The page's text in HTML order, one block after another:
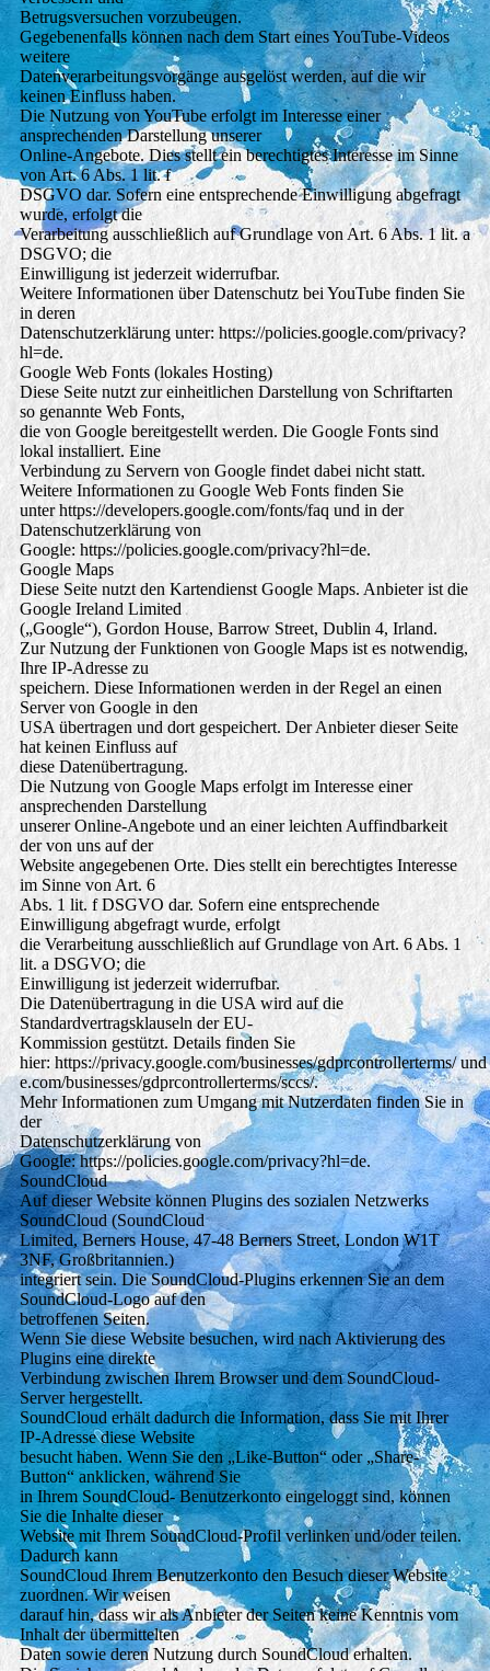
Betrugsversuchen vorzubeugen.
Gegebenenfalls können nach dem Start eines YouTube-Videos
weitere
Datenverarbeitungsvorgänge ausgelöst werden, auf die wir
keinen Einfluss haben.
Die Nutzung von YouTube erfolgt im Interesse einer
ansprechenden Darstellung unserer
Online-Angebote. Dies stellt ein berechtigtes Interesse im Sinne
von Art. 6 Abs. 1 lit. f
DSGVO dar. Sofern eine entsprechende Einwilligung abgefragt
wurde, erfolgt die
Verarbeitung ausschließlich auf Grundlage von Art. 6 Abs. 1 lit. a
DSGVO; die
Einwilligung ist jederzeit widerrufbar.
Weitere Informationen über Datenschutz bei YouTube finden Sie
in deren
Datenschutzerklärung unter: https://policies.google.com/privacy?
hl=de.
Google Web Fonts (lokales Hosting)
Diese Seite nutzt zur einheitlichen Darstellung von Schriftarten
so genannte Web Fonts,
die von Google bereitgestellt werden. Die Google Fonts sind
lokal installiert. Eine
Verbindung zu Servern von Google findet dabei nicht statt.
Weitere Informationen zu Google Web Fonts finden Sie
unter https://developers.google.com/fonts/faq und in der
Datenschutzerklärung von
Google: https://policies.google.com/privacy?hl=de.
Google Maps
Diese Seite nutzt den Kartendienst Google Maps. Anbieter ist die
Google Ireland Limited
(„Google“), Gordon House, Barrow Street, Dublin 4, Irland.
Zur Nutzung der Funktionen von Google Maps ist es notwendig,
Ihre IP-Adresse zu
speichern. Diese Informationen werden in der Regel an einen
Server von Google in den
USA übertragen und dort gespeichert. Der Anbieter dieser Seite
hat keinen Einfluss auf
diese Datenübertragung.
Die Nutzung von Google Maps erfolgt im Interesse einer
ansprechenden Darstellung
unserer Online-Angebote und an einer leichten Auffindbarkeit
der von uns auf der
Website angegebenen Orte. Dies stellt ein berechtigtes Interesse
im Sinne von Art. 6
Abs. 1 lit. f DSGVO dar. Sofern eine entsprechende
Einwilligung abgefragt wurde, erfolgt
die Verarbeitung ausschließlich auf Grundlage von Art. 6 Abs. 1
lit. a DSGVO; die
Einwilligung ist jederzeit widerrufbar.
Die Datenübertragung in die USA wird auf die
Standardvertragsklauseln der EU-
Kommission gestützt. Details finden Sie
hier: https://privacy.google.com/businesses/gdprcontrollerterms/
e.com/businesses/gdprcontrollerterms/sccs/.
Mehr Informationen zum Umgang mit Nutzerdaten finden Sie in
der
Datenschutzerklärung von
Google: https://policies.google.com/privacy?hl=de.
SoundCloud
Auf dieser Website können Plugins des sozialen Netzwerks
SoundCloud (SoundCloud
Limited, Berners House, 47-48 Berners Street, London W1T
3NF, Großbritannien.)
integriert sein. Die SoundCloud-Plugins erkennen Sie an dem
SoundCloud-Logo auf den
betroffenen Seiten.
Wenn Sie diese Website besuchen, wird nach Aktivierung des
Plugins eine direkte
Verbindung zwischen Ihrem Browser und dem SoundCloud-
Server hergestellt.
SoundCloud erhält dadurch die Information, dass Sie mit Ihrer
IP-Adresse diese Website
besucht haben. Wenn Sie den „Like-Button“ oder „Share-
Button“ anklicken, während Sie
in Ihrem SoundCloud- Benutzerkonto eingeloggt sind, können
Sie die Inhalte dieser
Website mit Ihrem SoundCloud-Profil verlinken und/oder teilen.
Dadurch kann
SoundCloud Ihrem Benutzerkonto den Besuch dieser Website
zuordnen. Wir weisen
darauf hin, dass wir als Anbieter der Seiten keine Kenntnis vom
Inhalt der übermittelten
Daten sowie deren Nutzung durch SoundCloud erhalten.